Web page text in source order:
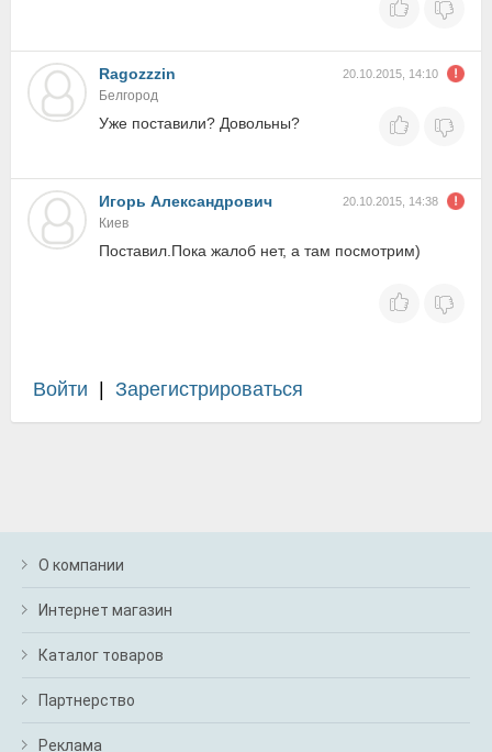
Ragozzzin 20.10.2015, 14:10
Белгород
Уже поставили? Довольны?
Игорь Александрович 20.10.2015, 14:38
Киев
Поставил.Пока жалоб нет, а там посмотрим)
Войти Зарегистрироваться
О компании
Интернет магазин
Каталог товаров
Партнерство
Реклама